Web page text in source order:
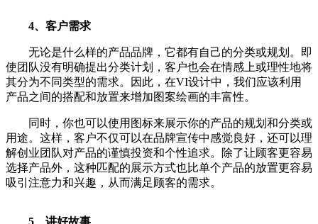
4、客户需求
无论是什么样的产品品牌，它都有自己的分类或规划。即
使团队没有明确提出分类计划，客户也会在情感上或理性地将
其分为不同类型的需求。因此，在VI设计中，我们应该利用
产品之间的搭配和放置来增加图案绘画的丰富性。
同时，你也可以使用图标来展示你的产品的规划和分类或
用途。这样，客户不仅可以在品牌宣传中感觉良好，还可以理
解创业团队对产品的谨慎投资和个性追求。除了让顾客更容易
选择产品外，这种匹配的展示方式也比单个产品的放置更容易
吸引注意力和兴趣，从而满足顾客的需求。
5、讲好故事